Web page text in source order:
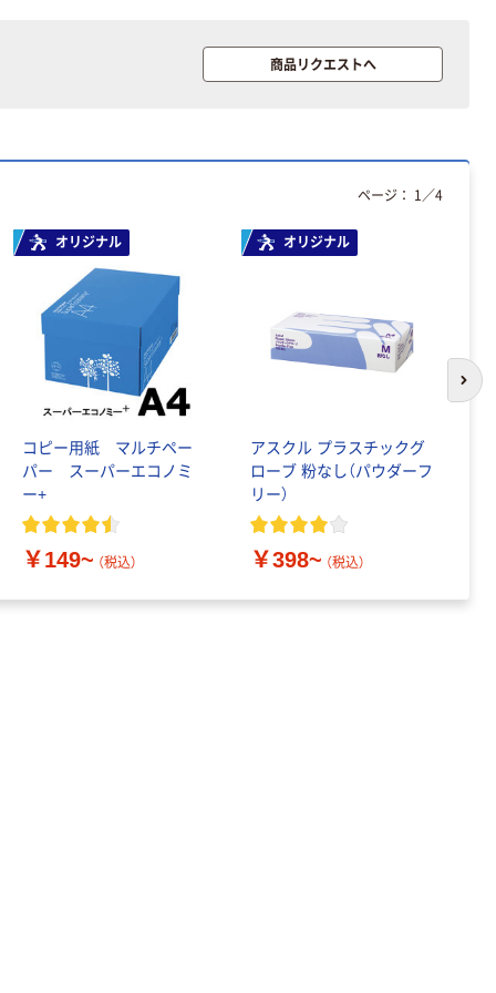
商品リクエストへ
オリジナル
コピー用紙 マルチペー
パー スーパーエコノミ
ー+
￥149~ （税込）
オリジナル
アスクル プラスチックグ
ローブ 粉なし（パウダーフ
リー）
￥398~ （税込）
ページ： 1 ／4
次
本気プライス
アスクル はたら
く ふせん
75×75mm
￥407~ （税込）
本気プライス
く ふせん
50×15mm